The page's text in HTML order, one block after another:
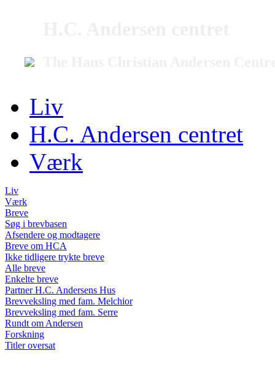
Liv
H.C. Andersen centret
Værk
Liv
Værk
Breve
Søg i brevbasen
Afsendere og modtagere
Breve om HCA
Ikke tidligere trykte breve
Alle breve
Enkelte breve
Partner H.C. Andersens Hus
Brevveksling med fam. Melchior
Brevveksling med fam. Serre
Rundt om Andersen
Forskning
Titler oversat